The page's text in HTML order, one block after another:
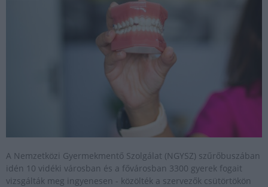
A Nemzetközi Gyermekmentő Szolgálat (NGYSZ) szűrőbuszában
idén 10 vidéki városban és a fővárosban 3300 gyerek fogait
vizsgálták meg ingyenesen - közölték a szervezők csütörtökön